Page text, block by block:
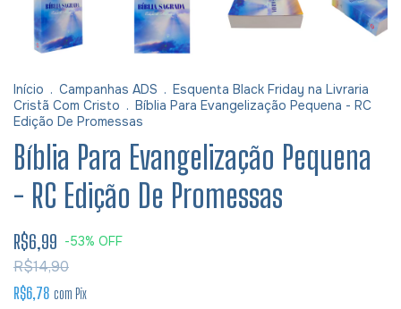
Início . Campanhas ADS . Esquenta Black Friday na Livraria
Cristã Com Cristo . Bíblia Para Evangelização Pequena - RC
Edição De Promessas
Bíblia Para Evangelização Pequena
- RC Edição De Promessas
R$6,99 -53% OFF
R$14,90
R$6,78 com Pix